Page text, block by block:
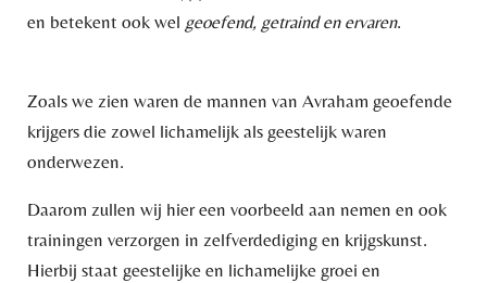
en betekent ook wel geoefend, getraind en ervaren.
Zoals we zien waren de mannen van Avraham geoefende
krijgers die zowel lichamelijk als geestelijk waren
onderwezen.
Daarom zullen wij hier een voorbeeld aan nemen en ook
trainingen verzorgen in zelfverdediging en krijgskunst.
Hierbij staat geestelijke en lichamelijke groei en